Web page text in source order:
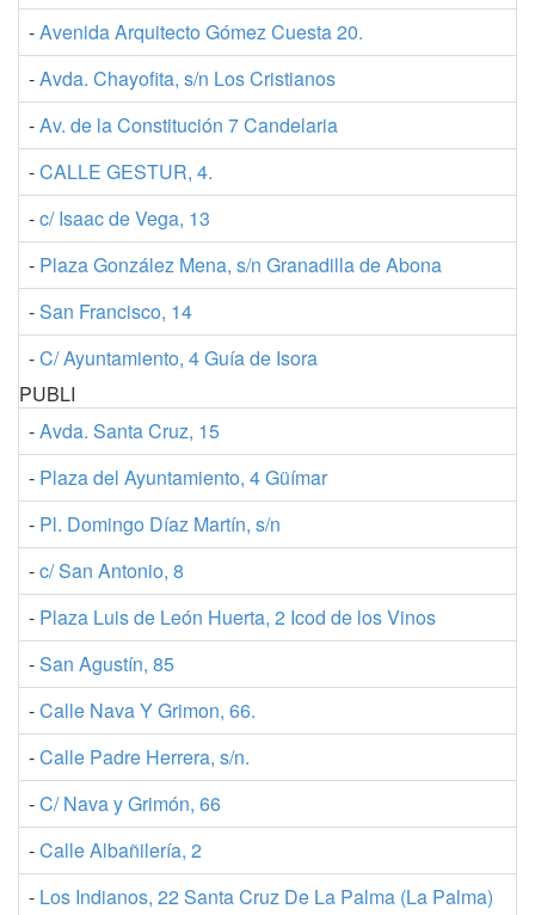
-Avenida Arquitecto Gómez Cuesta 20.
-Avda. Chayofita, s/n Los Cristianos
-Av. de la Constitución 7 Candelaria
-CALLE GESTUR, 4.
-c/ Isaac de Vega, 13
- Plaza González Mena, s/n Granadilla de Abona
-San Francisco, 14
-C/ Ayuntamiento, 4 Guía de Isora
PUBLI
-Avda. Santa Cruz, 15
- Plaza del Ayuntamiento, 4 Güímar
- Pl. Domingo Díaz Martín, s/n
-c/ San Antonio, 8
- Plaza Luis de León Huerta, 2 Icod de los Vinos
-San Agustín, 85
-Calle Nava Y Grimon, 66.
-Calle Padre Herrera, s/n.
-C/ Nava y Grimón, 66
-Calle Albañilería, 2
- Los Indianos, 22 Santa Cruz De La Palma (La Palma)